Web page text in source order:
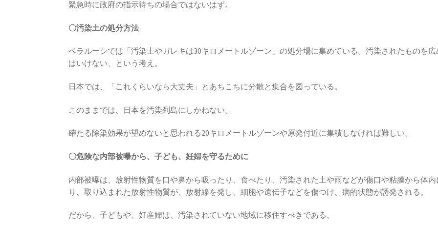
緊急時に政府の指示待ちの場合ではないはず。
〇汚染土の処分方法
ベラルーシでは「汚染土やガレキは30キロメートルゾーン」の処分場に集めている。汚染されたものを広
はいけない、という考え。
日本では、「これくらいなら大丈夫」とあちこちに分散と集合を図っている。
このままでは、日本を汚染列島にしかねない。
確たる除染効果が望めないと思われる20キロメートルゾーンや原発付近に集積しなければ難しい。
〇危険な内部被曝から、子ども、妊婦を守るために
内部被曝は、放射性物質を口や鼻から吸ったり、食べたり、汚染された土や雨などが傷口や粘膜から体内
り、取り込まれた放射性物質が、放射線を発し、細胞や遺伝子などを傷つけ、病的状態が誘発される。
だから、子どもや、妊産婦は、汚染されていない地域に移住すべきである。